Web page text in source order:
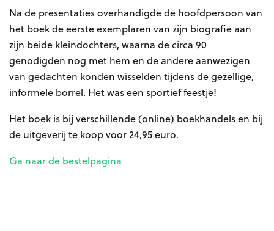
Na de presentaties overhandigde de hoofdpersoon van
het boek de eerste exemplaren van zijn biografie aan
zijn beide kleindochters, waarna de circa 90
genodigden nog met hem en de andere aanwezigen
van gedachten konden wisselden tijdens de gezellige,
informele borrel. Het was een sportief feestje!
Het boek is bij verschillende (online) boekhandels en bij
de uitgeverij te koop voor 24,95 euro.
Ga naar de bestelpagina